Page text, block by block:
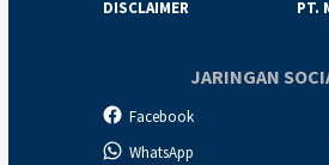
DISCLAIMER
PT.
JARINGAN
Facebook
WhatsApp